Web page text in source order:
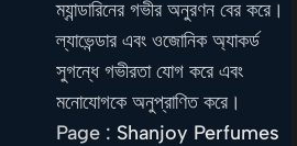
ম্যান্ডারিনের গভীর অনুরণন বের করে।
ল্যাভেন্ডার এবং ওজোনিক অ্যাকর্ড
সুগন্ধে গভীরতা যোগ করে এবং
মনোযোগকে অনুপ্রাণিত করে।
Page : Shanjoy Perfumes